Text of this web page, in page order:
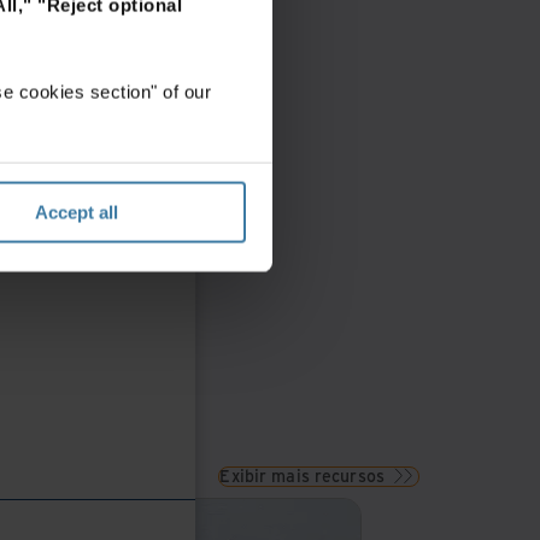
"Reject optional
cookies section" of our
Accept all
Exibir mais recursos